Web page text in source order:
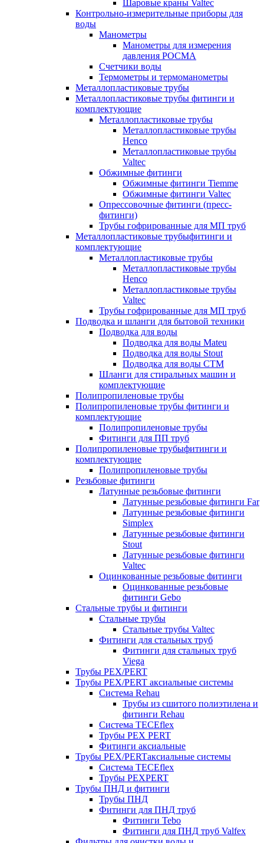
Шаровые краны Valtec
Контрольно-измерительные приборы для
воды
Манометры
Манометры для измерения
давления РОСМА
Счетчики воды
Термометры и термоманометры
Металлопластиковые трубы
Металлопластиковые трубы фитинги и
комплектующие
Металлопластиковые трубы
Металлопластиковые трубы
Henco
Металлопластиковые трубы
Valtec
Обжимные фитинги
Обжимные фитинги Tiemme
Обжимные фитинги Valtec
Опрессовочные фитинги (пресс-
фитинги)
Трубы гофрированные для МП труб
Металлопластиковые трубыфитинги и
комплектующие
Металлопластиковые трубы
Металлопластиковые трубы
Henco
Металлопластиковые трубы
Valtec
Трубы гофрированные для МП труб
Подводка и шланги для бытовой техники
Подводка для воды
Подводка для воды Mateu
Подводка для воды Stout
Подводка для воды СТМ
Шланги для стиральных машин и
комплектующие
Полипропиленовые трубы
Полипропиленовые трубы фитинги и
комплектующие
Полипропиленовые трубы
Фитинги для ПП труб
Полипропиленовые трубыфитинги и
комплектующие
Полипропиленовые трубы
Резьбовые фитинги
Латунные резьбовые фитинги
Латунные резьбовые фитинги Far
Латунные резьбовые фитинги
Simplex
Латунные резьбовые фитинги
Stout
Латунные резьбовые фитинги
Valtec
Оцинкованные резьбовые фитинги
Оцинкованные резьбовые
фитинги Gebo
Стальные трубы и фитинги
Стальные трубы
Стальные трубы Valtec
Фитинги для стальных труб
Фитинги для стальных труб
Viega
Трубы PEX/PERT
Трубы PEX/PERT аксиальные системы
Система Rehau
Трубы из сшитого полиэтилена и
фитинги Rehau
Система TECEflex
Трубы PEX PERT
Фитинги аксиальные
Трубы PEX/PERTаксиальные системы
Система TECEflex
Трубы PEXPERT
Трубы ПНД и фитинги
Трубы ПНД
Фитинги для ПНД труб
Фитинги Tebo
Фитинги для ПНД труб Valfex